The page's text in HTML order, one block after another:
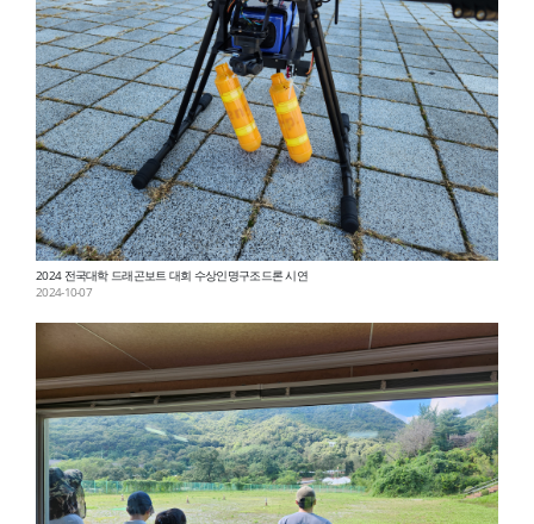
2024 전국대학 드래곤보트 대회 수상인명구조드론 시연
2024-10-07